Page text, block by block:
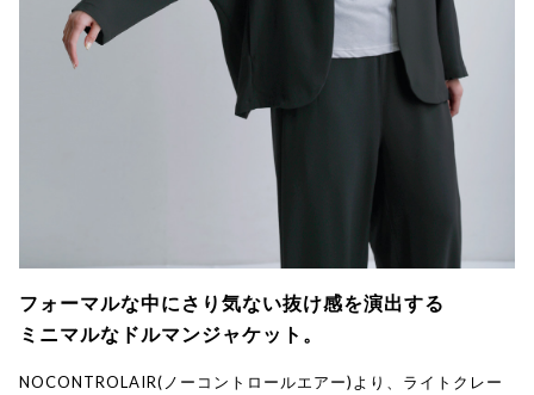
フォーマルな中にさり気ない抜け感を演出する
ミニマルなドルマンジャケット。
NOCONTROLAIR(ノーコントロールエアー)より、ライトクレー